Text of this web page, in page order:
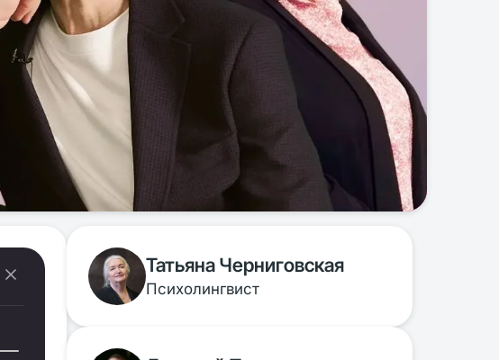
Татьяна Черниговская
Психолингвист